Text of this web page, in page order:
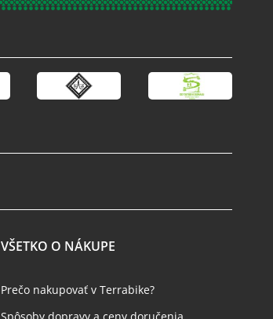
VŠETKO O NÁKUPE
Prečo nakupovať v Terrabike?